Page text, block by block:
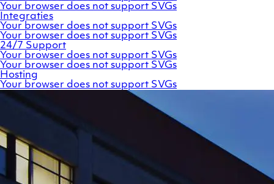
Your browser does not support SVGs
Integraties
Your browser does not support SVGs
Your browser does not support SVGs
24/7 Support
Your browser does not support SVGs
Your browser does not support SVGs
Hosting
Your browser does not support SVGs